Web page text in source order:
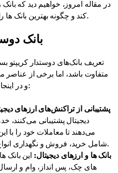
در مقاله امروز، خواهیم دید که
کند و چگونه بهترین بانک ها را برای ارز دیجیتال انتخاب کنیم.
بانک
تعریف بانک‌های دوستدار کریپتو
متفاوت باشد، اما برخی از عناصر
و در اینجا به برخی از آنها اشاره می‌کنیم:
پشتیبانی از تراکنش‌های ارزهای
دیجیتال پشتیبانی می‌کنند،
می‌دهند تا معاملات خود را با
شامل خرید، فروش و نگهداری انواع مختلف پول دیجیتال است.
بانک ها و ارزهای دیجیتال: این بانک
های چک، پس انداز، وام و